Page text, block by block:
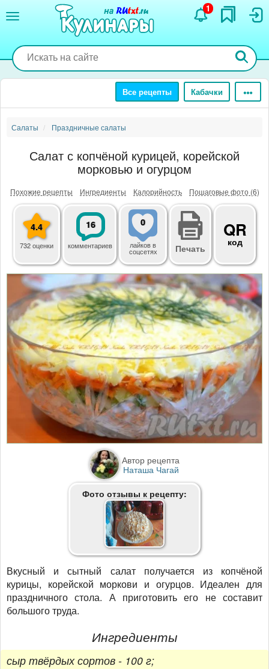
содержанию
1
Все рецепты Кабачки
Салаты Праздничные салаты
Салат с копчёной курицей, корейской
морковью и огурцом
Похожие рецепты Ингредиенты Калорийность Пошаговые фото (6)
4.4
732 оценки
16
комментариев
0
лайковв
соцсетях Печать
QR
код
Автор рецепта
Наташа Чагай
Фото отзывы к рецепту:
Вкусный и сытный салат получается из копчёной
курицы, корейской моркови и огурцов. Идеален для
праздничного стола. А приготовить его не составит
большого труда.
Ингредиенты
сыр твёрдых сортов - 100 г;